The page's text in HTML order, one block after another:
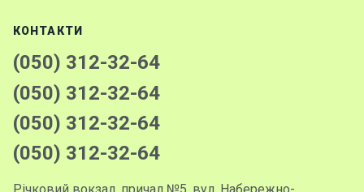
КОНТАКТИ
(050) 312-32-64
(050) 312-32-64
(050) 312-32-64
(050) 312-32-64